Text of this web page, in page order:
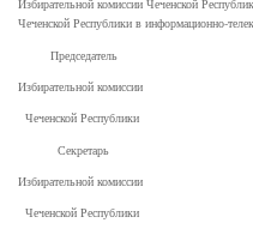
Избирательной комиссии Чеченской
Чеченской Республики в информационно-
Председатель
Избирательной комиссии
Чеченской
Секретарь
Избирательной комиссии
Чеченской